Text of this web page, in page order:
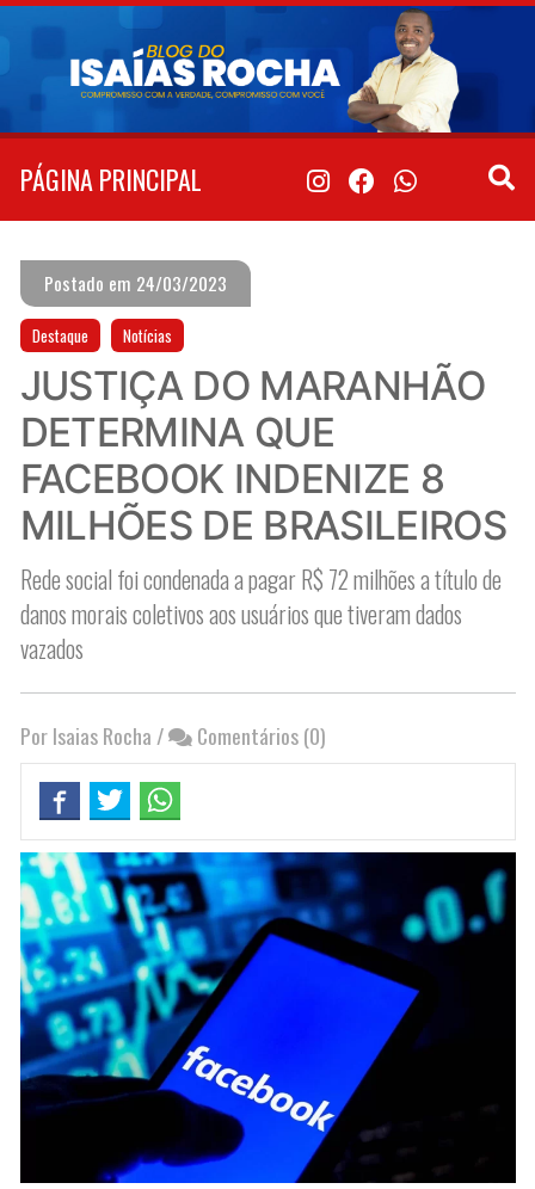
Pular
conteúdo
PÁGINA PRINCIPAL
Postado em 24/03/2023
Destaque Notícias
JUSTIÇA DO MARANHÃO
DETERMINA QUE
FACEBOOK INDENIZE 8
MILHÕES DE BRASILEIROS
Rede social foi condenada a pagar R$ 72 milhões a título de
danos morais coletivos aos usuários que tiveram dados
vazados
Por Isaias Rocha / Comentários (0)